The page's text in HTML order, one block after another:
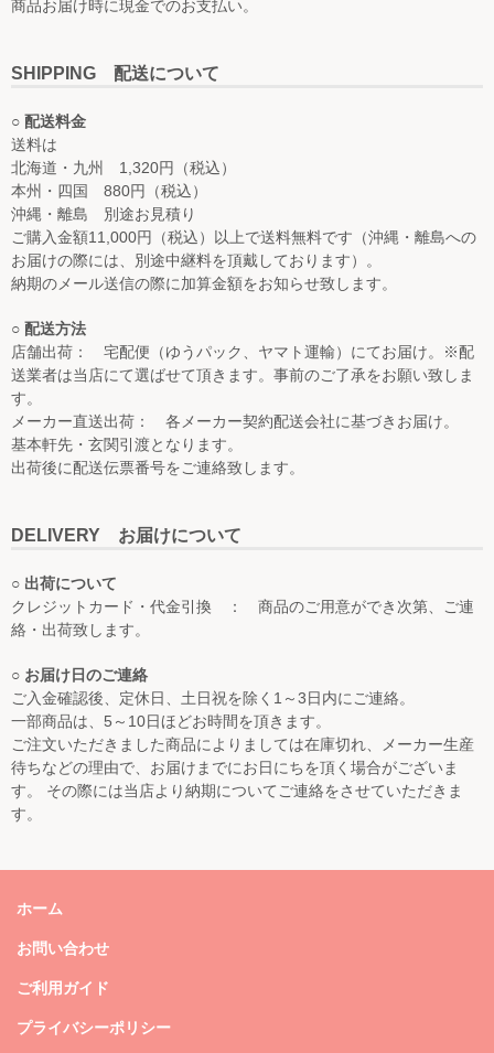
商品お届け時に現金でのお支払い。
SHIPPING 配送について
○ 配送料金
送料は
北海道・九州 1,320円（税込）
本州・四国 880円（税込）
沖縄・離島 別途お見積り
ご購入金額11,000円（税込）以上で送料無料です（沖縄・離島への
お届けの際には、別途中継料を頂戴しております）。
納期のメール送信の際に加算金額をお知らせ致します。
○ 配送方法
店舗出荷： 宅配便（ゆうパック、ヤマト運輸）にてお届け。※配
送業者は当店にて選ばせて頂きます。事前のご了承をお願い致しま
す。
メーカー直送出荷： 各メーカー契約配送会社に基づきお届け。
基本軒先・玄関引渡となります。
出荷後に配送伝票番号をご連絡致します。
DELIVERY お届けについて
○ 出荷について
クレジットカード・代金引換 ： 商品のご用意ができ次第、ご連
絡・出荷致します。
○ お届け日のご連絡
ご入金確認後、定休日、土日祝を除く1～3日内にご連絡。
一部商品は、5～10日ほどお時間を頂きます。
ご注文いただきました商品によりましては在庫切れ、メーカー生産
待ちなどの理由で、お届けまでにお日にちを頂く場合がございま
す。 その際には当店より納期についてご連絡をさせていただきま
す。
ホーム
お問い合わせ
ご利用ガイド
プライバシーポリシー